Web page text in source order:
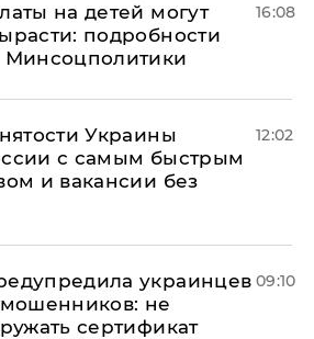
на детей могут
подробности
Минсоцполитики
16:08
Украины
с самым быстрым
и вакансии без
12:02
украинцев
не
сертификат
09:10